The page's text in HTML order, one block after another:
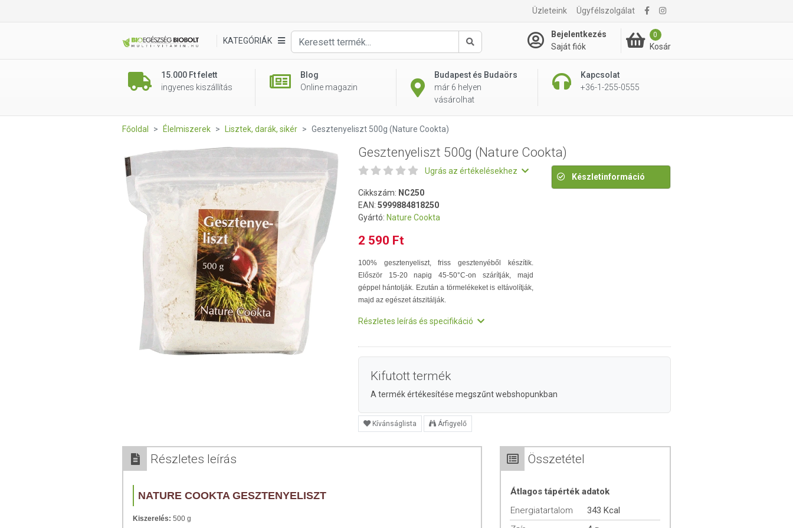
Üzleteink Ügyfélszolgálat
KATEGÓRIÁK
Keresés
Bejelentkezés
Saját fiók
0
Kosár
15.000 Ft felett
ingyenes kiszállítás
Blog
Online magazin
Budapest és Budaörs
már 6 helyen
vásárolhat
Kapcsolat
+36-1-255-0555
2 590 Ft
Főoldal Élelmiszerek Lisztek, darák, sikér Gesztenyeliszt 500g (Nature Cookta)
Gesztenyeliszt 500g (Nature Cookta)
Ugrás az értékelésekhez
Cikkszám: NC250
EAN: 5999884818250
Gyártó: Nature Cookta
2 590 Ft
100% gesztenyeliszt, friss gesztenyéből készítik.
Először 15-20 napig 45-50°C-on szárítják, majd
géppel hántolják. Ezután a törmelékeket is eltávolítják,
majd az egészet átszitálják.
Részletes leírás és specifikáció
Készletinformáció
Kifutott termék
A termék értékesítése megszűnt webshopunkban
Kívánságlista Árfigyelő
Részletes leírás
NATURE COOKTA GESZTENYELISZT
Kiszerelés: 500 g
Összetétel
Átlagos tápérték adatok
Energiatartalom
343 Kcal